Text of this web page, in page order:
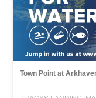
Town Point at